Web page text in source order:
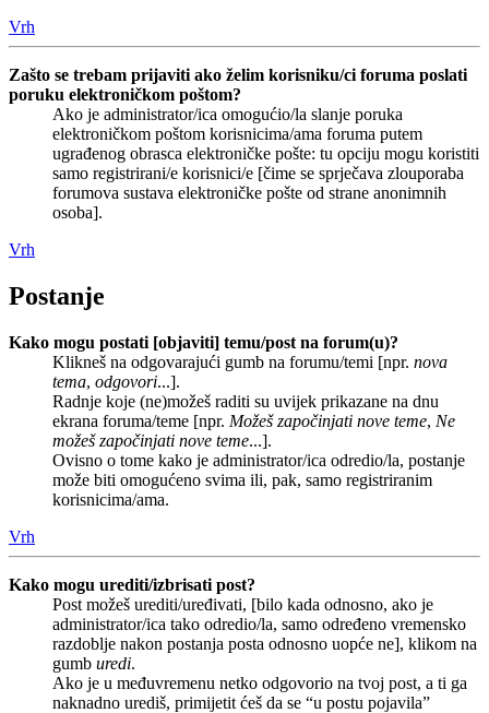
Vrh
Zašto se trebam prijaviti ako želim korisniku/ci foruma poslati
poruku elektroničkom poštom?
Ako je administrator/ica omogućio/la slanje poruka
elektroničkom poštom korisnicima/ama foruma putem
ugrađenog obrasca elektroničke pošte: tu opciju mogu koristiti
samo registrirani/e korisnici/e [čime se sprječava zlouporaba
forumova sustava elektroničke pošte od strane anonimnih
osoba].
Vrh
Postanje
Kako mogu postati [objaviti] temu/post na forum(u)?
Klikneš na odgovarajući gumb na forumu/temi [npr. nova
tema, odgovori...].
Radnje koje (ne)možeš raditi su uvijek prikazane na dnu
ekrana foruma/teme [npr. Možeš započinjati nove teme, Ne
možeš započinjati nove teme...].
Ovisno o tome kako je administrator/ica odredio/la, postanje
može biti omogućeno svima ili, pak, samo registriranim
korisnicima/ama.
Vrh
Kako mogu urediti/izbrisati post?
Post možeš urediti/uređivati, [bilo kada odnosno, ako je
administrator/ica tako odredio/la, samo određeno vremensko
razdoblje nakon postanja posta odnosno uopće ne], klikom na
gumb uredi.
Ako je u međuvremenu netko odgovorio na tvoj post, a ti ga
naknadno urediš, primijetit ćeš da se “u postu pojavila”